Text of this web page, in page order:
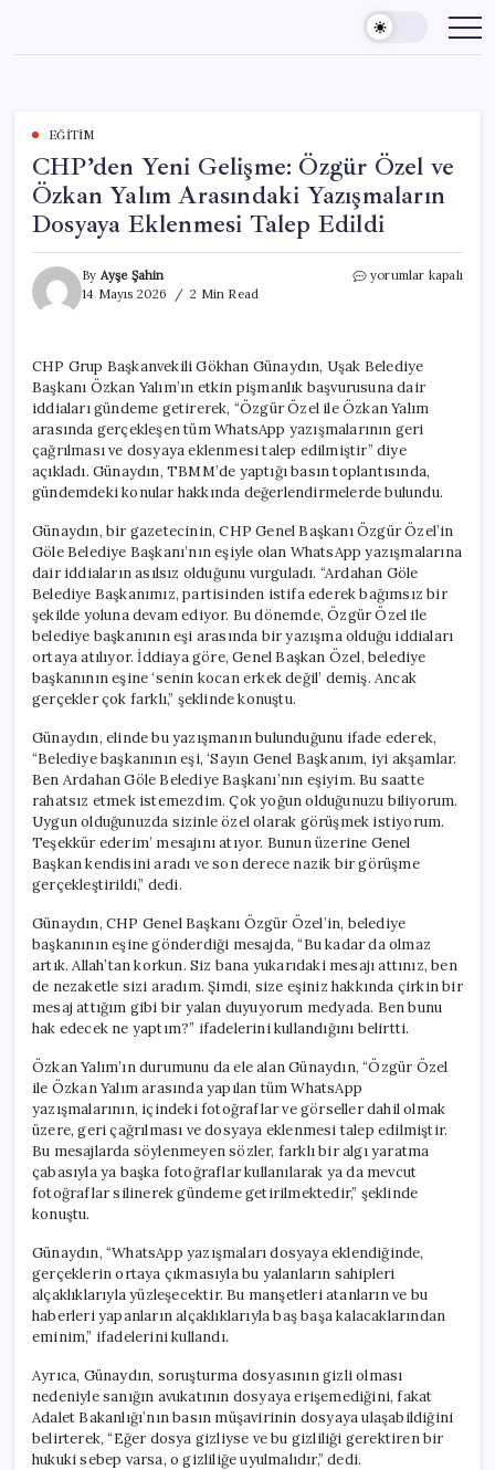
content
EĞITIM
CHP’den Yeni Gelişme: Özgür Özel ve
Özkan Yalım Arasındaki Yazışmaların
Dosyaya Eklenmesi Talep Edildi
By Ayşe Şahin
14 Mayıs 2026
2 Min Read
CHP’den
ve
Özkan
Yalım
Arasındaki
Yazışmaların
Dosyaya
Eklenmesi
Talep
için
yorumlar kapalı
CHP Grup Başkanvekili Gökhan Günaydın, Uşak Belediye
Başkanı Özkan Yalım’ın etkin pişmanlık başvurusuna dair
iddiaları gündeme getirerek, “Özgür Özel ile Özkan Yalım
arasında gerçekleşen tüm WhatsApp yazışmalarının geri
çağrılması ve dosyaya eklenmesi talep edilmiştir” diye
açıkladı. Günaydın, TBMM’de yaptığı basın toplantısında,
gündemdeki konular hakkında değerlendirmelerde bulundu.
Günaydın, bir gazetecinin, CHP Genel Başkanı Özgür Özel’in
Göle Belediye Başkanı’nın eşiyle olan WhatsApp yazışmalarına
dair iddiaların asılsız olduğunu vurguladı. “Ardahan Göle
Belediye Başkanımız, partisinden istifa ederek bağımsız bir
şekilde yoluna devam ediyor. Bu dönemde, Özgür Özel ile
belediye başkanının eşi arasında bir yazışma olduğu iddiaları
ortaya atılıyor. İddiaya göre, Genel Başkan Özel, belediye
başkanının eşine ‘senin kocan erkek değil’ demiş. Ancak
gerçekler çok farklı,” şeklinde konuştu.
Günaydın, elinde bu yazışmanın bulunduğunu ifade ederek,
“Belediye başkanının eşi, ‘Sayın Genel Başkanım, iyi akşamlar.
Ben Ardahan Göle Belediye Başkanı’nın eşiyim. Bu saatte
rahatsız etmek istemezdim. Çok yoğun olduğunuzu biliyorum.
Uygun olduğunuzda sizinle özel olarak görüşmek istiyorum.
Teşekkür ederim’ mesajını atıyor. Bunun üzerine Genel
Başkan kendisini aradı ve son derece nazik bir görüşme
gerçekleştirildi,” dedi.
Günaydın, CHP Genel Başkanı Özgür Özel’in, belediye
başkanının eşine gönderdiği mesajda, “Bu kadar da olmaz
artık. Allah’tan korkun. Siz bana yukarıdaki mesajı attınız, ben
de nezaketle sizi aradım. Şimdi, size eşiniz hakkında çirkin bir
mesaj attığım gibi bir yalan duyuyorum medyada. Ben bunu
hak edecek ne yaptım?” ifadelerini kullandığını belirtti.
Özkan Yalım’ın durumunu da ele alan Günaydın, “Özgür Özel
ile Özkan Yalım arasında yapılan tüm WhatsApp
yazışmalarının, içindeki fotoğraflar ve görseller dahil olmak
üzere, geri çağrılması ve dosyaya eklenmesi talep edilmiştir.
Bu mesajlarda söylenmeyen sözler, farklı bir algı yaratma
çabasıyla ya başka fotoğraflar kullanılarak ya da mevcut
fotoğraflar silinerek gündeme getirilmektedir,” şeklinde
konuştu.
Günaydın, “WhatsApp yazışmaları dosyaya eklendiğinde,
gerçeklerin ortaya çıkmasıyla bu yalanların sahipleri
alçaklıklarıyla yüzleşecektir. Bu manşetleri atanların ve bu
haberleri yapanların alçaklıklarıyla baş başa kalacaklarından
eminim,” ifadelerini kullandı.
Ayrıca, Günaydın, soruşturma dosyasının gizli olması
nedeniyle sanığın avukatının dosyaya erişemediğini, fakat
Adalet Bakanlığı’nın basın müşavirinin dosyaya ulaşabildiğini
belirterek, “Eğer dosya gizliyse ve bu gizliliği gerektiren bir
hukuki sebep varsa, o gizliliğe uyulmalıdır,” dedi.